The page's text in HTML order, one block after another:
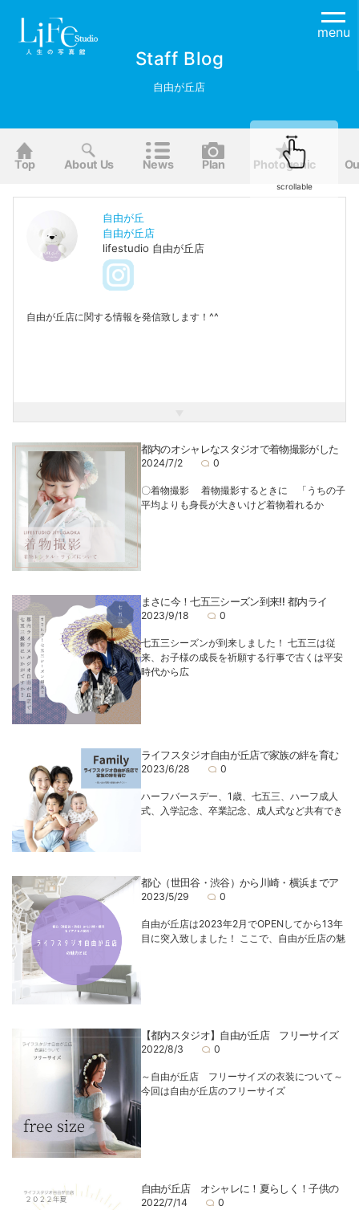
menu
Staff Blog
自由が丘店
Top About Us News Plan Photogenic
自由が丘
自由が丘店
lifestudio 自由が丘店
自由が丘店に関する情報を発信致します！^^
都内のオシャレなスタジオで着物撮影がした
2024/7/2 0
〇着物撮影 着物撮影するときに 「うちの子
平均よりも身長が大きいけど着物着れるか
まさに今！七五三シーズン到来‼ 都内ライ
2023/9/18 0
七五三シーズンが到来しました！ 七五三は従
来、お子様の成長を祈願する行事で古くは平安
時代から広
ライフスタジオ自由が丘店で家族の絆を育む
2023/6/28 0
ハーフバースデー、1歳、七五三、ハーフ成人
式、入学記念、卒業記念、成人式など共有でき
都心（世田谷・渋谷）から川崎・横浜までア
2023/5/29 0
自由が丘店は2023年2月でOPENしてから13年
目に突入致しました！ ここで、自由が丘店の魅
【都内スタジオ】自由が丘店 フリーサイズ
2022/8/3 0
～自由が丘店 フリーサイズの衣装について～
今回は自由が丘店のフリーサイズ
自由が丘店 オシャレに！夏らしく！子供の
2022/7/14 0